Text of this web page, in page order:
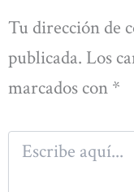
Tu dirección de
publicada. Los
marcados con *
Escribe
aquí...